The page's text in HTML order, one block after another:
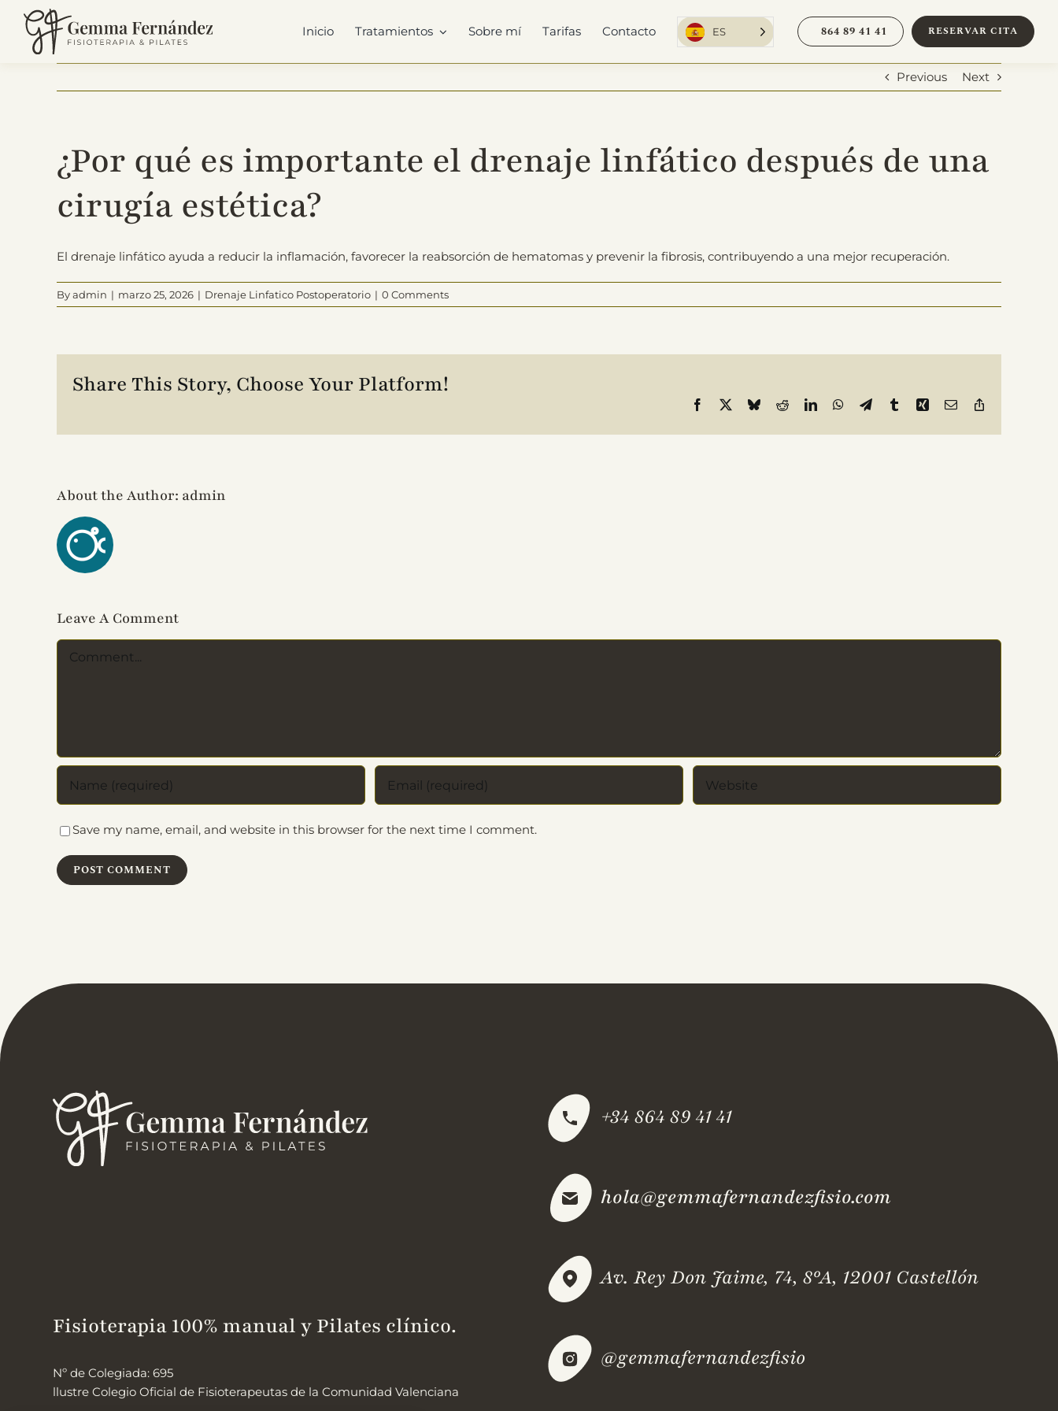
content
Inicio Tratamientos Sobre mí Tarifas Contacto ES 864 89 41 41 RESERVAR CITA
Previous Next
¿Por qué es importante el drenaje linfático después de una
cirugía estética?
El drenaje linfático ayuda a reducir la inflamación, favorecer la reabsorción de hematomas y prevenir la fibrosis, contribuyendo a una mejor recuperación.
Byadmin | marzo 25, 2026 | Drenaje Linfatico Postoperatorio | 0 Comments
Share This Story, Choose Your Platform!
Facebook BlueskyRedditLinkedInWhatsApp
TelegramTumblrXing Email
About the Author: admin
Leave A Comment
Comment
Save my name, email, and website in this browser for the next time I comment.
Fisioterapia 100% manual y Pilates clínico.
Nº de Colegiada: 695
llustre Colegio Oficial de Fisioterapeutas de la Comunidad Valenciana
+34 864 89 41 41
hola@gemmafernandezfisio.com
Av. Rey Don Jaime, 74, 8ºA, 12001 Castellón
@gemmafernandezfisio